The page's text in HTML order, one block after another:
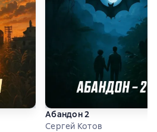
Абандон 2
Сергей Котов